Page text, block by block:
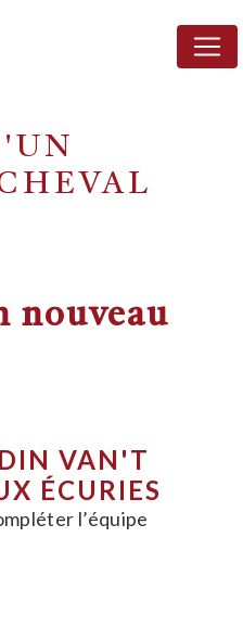
nouveau
VAN'T
ÉCURIES
l’équipe